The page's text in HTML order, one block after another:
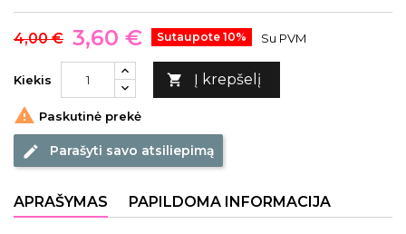
4,00 € 3,60 € Sutaupote 10% Su PVM
Kiekis  Į krepšelį
 Paskutinė prekė
edit Parašyti savo atsiliepimą
APRAŠYMAS PAPILDOMA INFORMACIJA